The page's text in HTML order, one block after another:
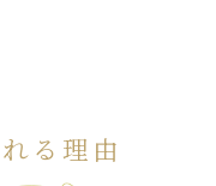
る理由